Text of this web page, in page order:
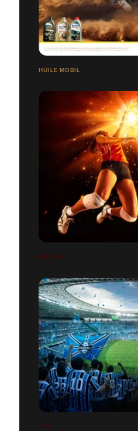
HUILE MOBIL
MIZUNO
TIM